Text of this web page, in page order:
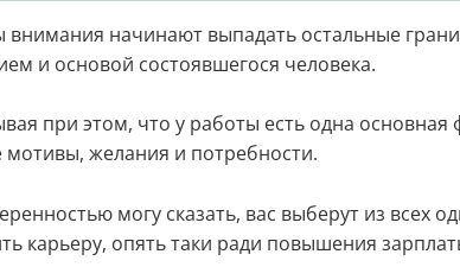
начинают выпадать остальные
и основой состоявшегося человека.
при этом, что у работы есть одна
мотивы, желания и потребности.
могу сказать, вас выберут из всех
карьеру, опять таки ради повышения